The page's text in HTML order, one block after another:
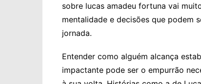
sobre lucas amadeu fortuna vai
mentalidade e decisões que podem
jornada.
Entender como alguém alcança
impactante pode ser o empurrão